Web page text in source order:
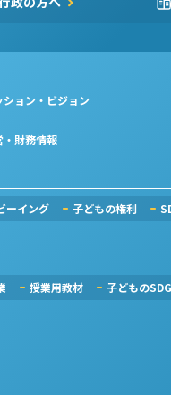
ション・ビジョン
・財務情報
ーイング 子どもの権利
授業用教材 子どもの